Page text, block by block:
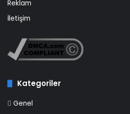
Reklam
İletişim
Kategoriler
Genel